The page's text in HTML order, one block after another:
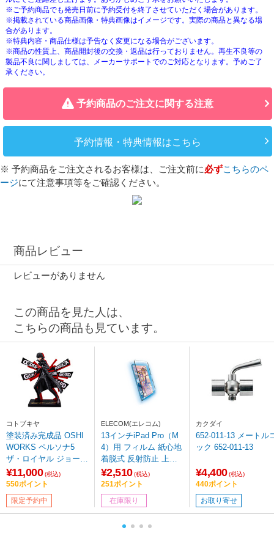
※ご予約商品でも発売日前に予約受付を終了させていただく場合があります。
※掲載されている商品画像・特典画像はイメージです。実際の商品と異なる場
合があります。
※特典内容・商品仕様は予告なく変更になる場合がございます。
※商品の性質上、商品開封後の交換・返品は行っておりません。再生不良等の
製品不良に関しましては、メーカーサポートでのご対応となります。予めご了
承ください。
予約商品のご注文に関する注意
予約情報・特典情報はこちら
※ 予約商品をご注文されるお客様は、ご注文前に必ずこちらのペ
ージにて注意事項等をご確認ください。
商品レビュー
レビューがありません
この商品を見た人は、
こちらの商品も見ています。
コトブキヤ
塗装済み完成品 OSHI
WORKS ペルソナ5
ザ・ロイヤル ジョーカ
ー
¥11,000 (税込)
550ポイント
限定予約中
ELECOM(エレコム)
13インチiPad Pro（M
4）用 フィルム 紙心地
着脱式 反射防止 上質
紙タイプ TB-A24PLFL
NSPL 【864】
¥2,510 (税込)
251ポイント
在庫限り
カクダイ
652-011-13 メートル
ック 652-011-13
¥4,400 (税込)
440ポイント
お取り寄せ